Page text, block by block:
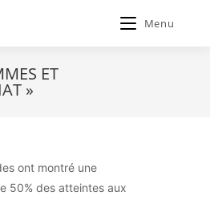
Menu
ET
»
ont montré une
50% des atteintes aux